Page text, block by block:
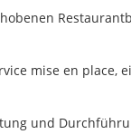
mise en place,
und